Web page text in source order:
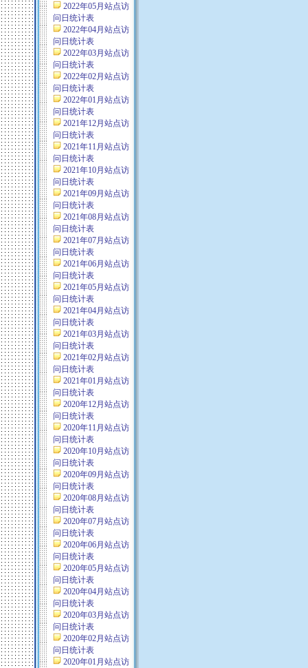
2022年05月站点访
问日统计表
2022年04月站点访
问日统计表
2022年03月站点访
问日统计表
2022年02月站点访
问日统计表
2022年01月站点访
问日统计表
2021年12月站点访
问日统计表
2021年11月站点访
问日统计表
2021年10月站点访
问日统计表
2021年09月站点访
问日统计表
2021年08月站点访
问日统计表
2021年07月站点访
问日统计表
2021年06月站点访
问日统计表
2021年05月站点访
问日统计表
2021年04月站点访
问日统计表
2021年03月站点访
问日统计表
2021年02月站点访
问日统计表
2021年01月站点访
问日统计表
2020年12月站点访
问日统计表
2020年11月站点访
问日统计表
2020年10月站点访
问日统计表
2020年09月站点访
问日统计表
2020年08月站点访
问日统计表
2020年07月站点访
问日统计表
2020年06月站点访
问日统计表
2020年05月站点访
问日统计表
2020年04月站点访
问日统计表
2020年03月站点访
问日统计表
2020年02月站点访
问日统计表
2020年01月站点访